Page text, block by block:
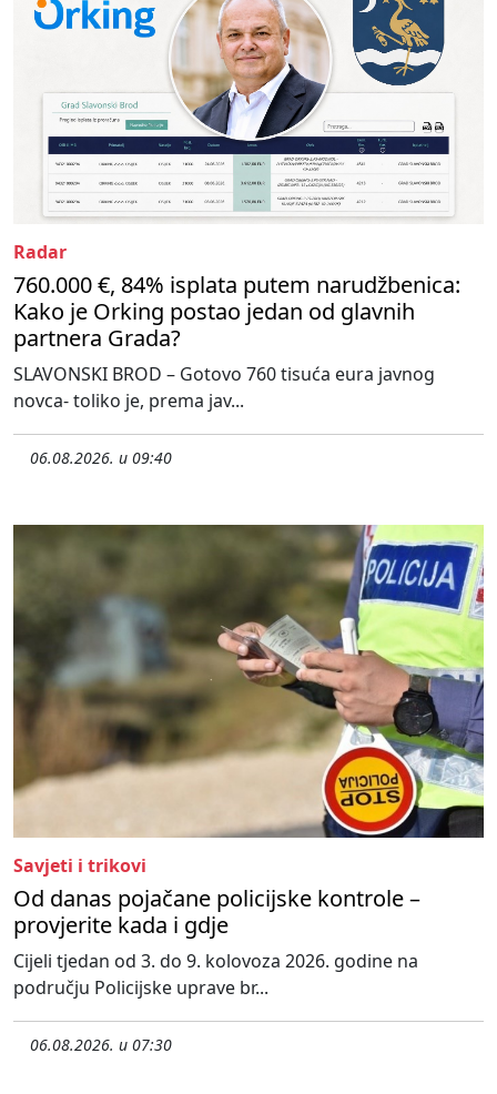
Radar
760.000 €, 84% isplata putem narudžbenica:
Kako je Orking postao jedan od glavnih
partnera Grada?
SLAVONSKI BROD – Gotovo 760 tisuća eura javnog
novca- toliko je, prema jav...
06.08.2026. u 09:40
Savjeti i trikovi
Od danas pojačane policijske kontrole –
provjerite kada i gdje
Cijeli tjedan od 3. do 9. kolovoza 2026. godine na
području Policijske uprave br...
06.08.2026. u 07:30